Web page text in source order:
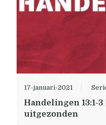
17-januari-2021
Handelingen 13:1-
uitgezonden